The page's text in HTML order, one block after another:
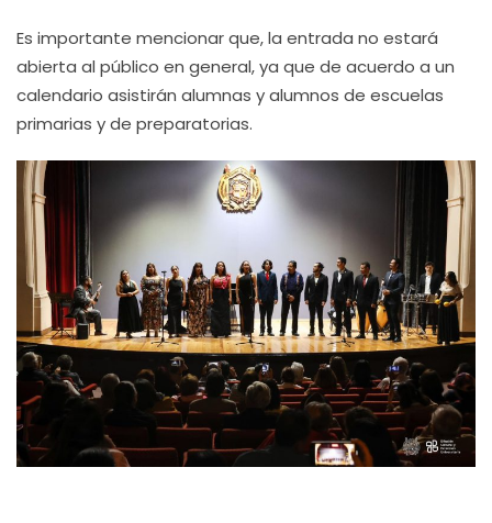
Es importante mencionar que, la entrada no estará
abierta al público en general, ya que de acuerdo a un
calendario asistirán alumnas y alumnos de escuelas
primarias y de preparatorias.